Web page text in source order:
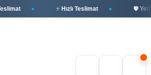
⚡ Hızlı Teslimat 🛡️